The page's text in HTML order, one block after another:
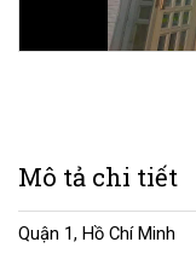
Mô tả chi tiết
Quận 1, Hồ Chí Minh